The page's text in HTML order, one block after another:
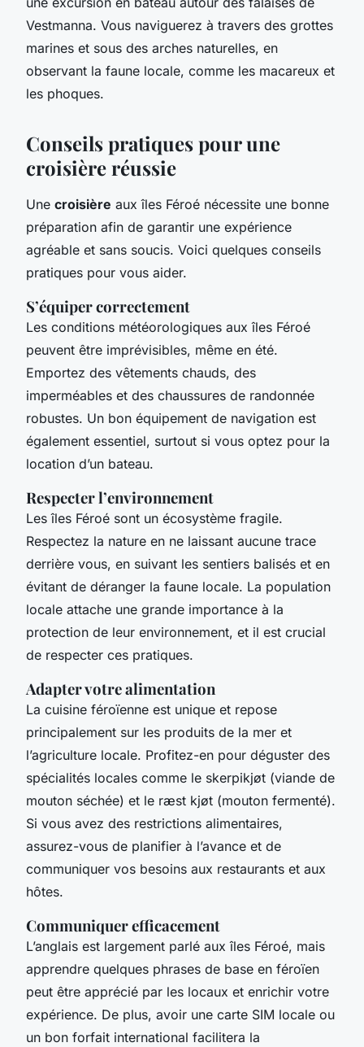
Vestmanna. Vous naviguerez à travers des grottes
marines et sous des arches naturelles, en
observant la faune locale, comme les macareux et
les phoques.
Conseils pratiques pour une
croisière réussie
Une croisière aux îles Féroé nécessite une bonne
préparation afin de garantir une expérience
agréable et sans soucis. Voici quelques conseils
pratiques pour vous aider.
S’équiper correctement
Les conditions météorologiques aux îles Féroé
peuvent être imprévisibles, même en été.
Emportez des vêtements chauds, des
imperméables et des chaussures de randonnée
robustes. Un bon équipement de navigation est
également essentiel, surtout si vous optez pour la
location d’un bateau.
Respecter l’environnement
Les îles Féroé sont un écosystème fragile.
Respectez la nature en ne laissant aucune trace
derrière vous, en suivant les sentiers balisés et en
évitant de déranger la faune locale. La population
locale attache une grande importance à la
protection de leur environnement, et il est crucial
de respecter ces pratiques.
Adapter votre alimentation
La cuisine féroïenne est unique et repose
principalement sur les produits de la mer et
l’agriculture locale. Profitez-en pour déguster des
spécialités locales comme le skerpikjøt (viande de
mouton séchée) et le ræst kjøt (mouton fermenté).
Si vous avez des restrictions alimentaires,
assurez-vous de planifier à l’avance et de
communiquer vos besoins aux restaurants et aux
hôtes.
Communiquer efficacement
L’anglais est largement parlé aux îles Féroé, mais
apprendre quelques phrases de base en féroïen
peut être apprécié par les locaux et enrichir votre
expérience. De plus, avoir une carte SIM locale ou
un bon forfait international facilitera la